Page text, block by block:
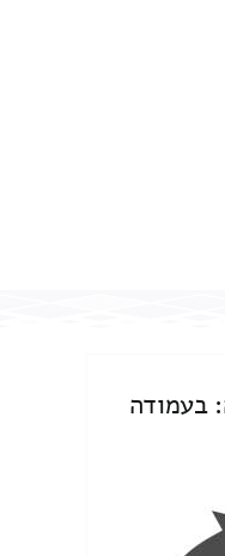
בעמודה